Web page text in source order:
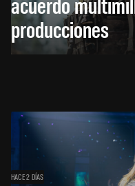
producciones
HACE 2 DÍAS